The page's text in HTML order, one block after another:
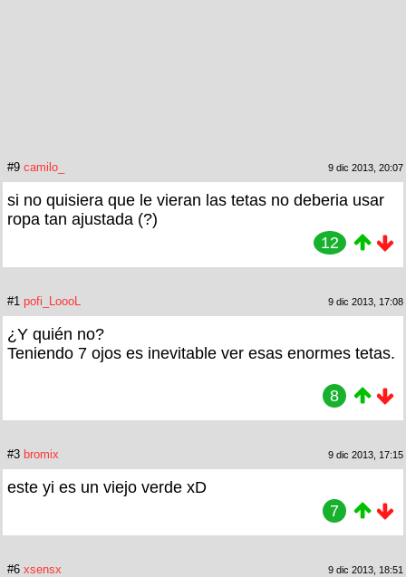
#9 camilo_ 9 dic 2013, 20:07
si no quisiera que le vieran las tetas no deberia usar
ropa tan ajustada (?)
12
#1 pofi_LoooL 9 dic 2013, 17:08
¿Y quién no?
Teniendo 7 ojos es inevitable ver esas enormes tetas.
8
#3 bromix 9 dic 2013, 17:15
este yi es un viejo verde xD
7
#6 xsensx 9 dic 2013, 18:51